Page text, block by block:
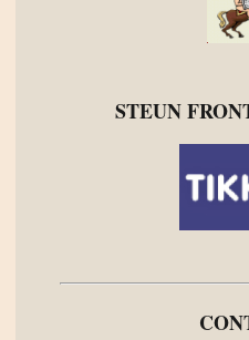
STEUN